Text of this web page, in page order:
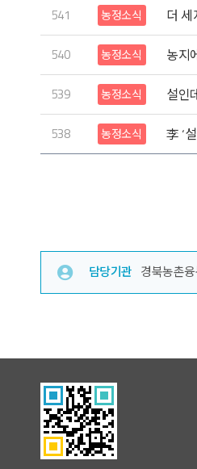
541 농정소식 더 세
540 농정소식 농지
539 농정소식 설인
538 농정소식 李 ‘
담당기관 경북농촌